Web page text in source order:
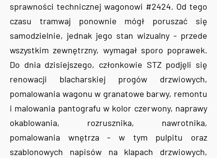
sprawności technicznej wagonowi #2424. Od tego
czasu tramwaj ponownie mógł poruszać się
samodzielnie, jednak jego stan wizualny - przede
wszystkim zewnętrzny, wymagał sporo poprawek.
Do dnia dzisiejszego, członkowie STZ podjęli się
renowacji blacharskiej progów drzwiowych,
pomalowania wagonu w granatowe barwy, remontu
i malowania pantografu w kolor czerwony, naprawy
okablowania, rozrusznika, nawrotnika,
pomalowania wnętrza - w tym pulpitu oraz
szablonowych napisów na klapach drzwiowych,